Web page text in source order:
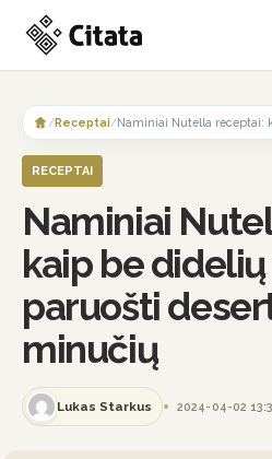
content
/Receptai/
RECEPTAI
Naminiai
kaip be
paruošti
minučių
Lukas Starkus 2024-04-02